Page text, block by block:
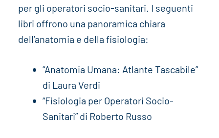
per gli operatori socio-sanitari. I seguenti
libri offrono una panoramica chiara
dell’anatomia e della fisiologia:
“Anatomia Umana: Atlante Tascabile”
di Laura Verdi
“Fisiologia per Operatori Socio-
Sanitari” di Roberto Russo